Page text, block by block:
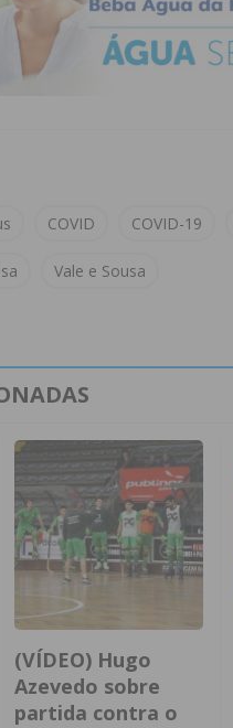
COVID COVID-19
Vale e Sousa
(VÍDEO) Hugo
Azevedo sobre
partida contra o